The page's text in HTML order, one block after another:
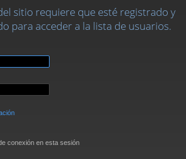
fic
ar
car
sitio requiere que esté registrado y
para acceder a la lista de usuarios.
conexión en esta sesión